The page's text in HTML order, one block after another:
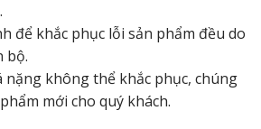
để khắc phục lỗi sản phẩm đều do
bộ.
không thể khắc phục, chúng
mới cho quý khách.